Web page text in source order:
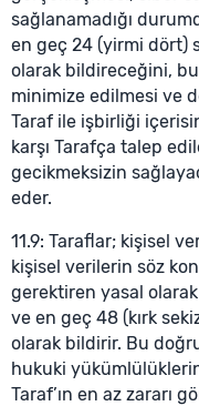
sağlanamadığı
en geç 24 (yirmi dört)
olarak bildireceğini,
minimize edilmesi ve
Taraf ile işbirliği
karşı Tarafça talep
gecikmeksizin
eder.
11.9: Taraflar; kişisel
kişisel verilerin söz
gerektiren yasal olarak
ve en geç 48 (kırk
olarak bildirir. Bu
hukuki
Taraf’ın en az zararı